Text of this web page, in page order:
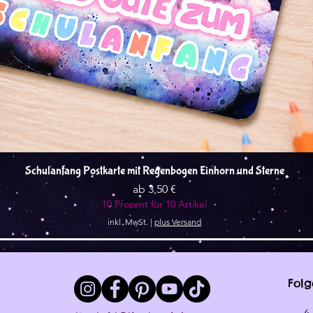
Schnellansicht
Schulanfang Postkarte mit Regenbogen Einhorn und Sterne
ab 3,50 €
Sale-Preis
10 Prozent für 10 Artikel
inkl. MwSt. | plus Versand